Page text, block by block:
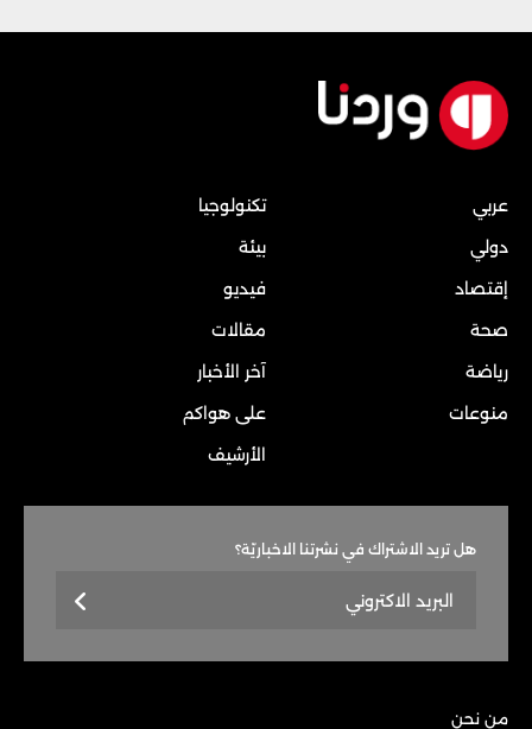
عربي
دولي
إقتصاد
صحة
رياضة
منوعات
تكنولوجيا
بيئة
فيديو
مقالات
آخر الأخبار
على هواكم
الأرشيف
هل تريد الاشتراك في نشرتنا الاخباريّة؟
من نحن